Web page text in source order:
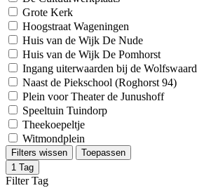
Grote Kerk
Hoogstraat Wageningen
Huis van de Wijk De Nude
Huis van de Wijk De Pomhorst
Ingang uiterwaarden bij de Wolfswaard
Naast de Piekschool (Roghorst 94)
Plein voor Theater de Junushoff
Speeltuin Tuindorp
Theekoepeltje
Witmondplein
Filters wissen
Toepassen
1 Tag
Filter Tag